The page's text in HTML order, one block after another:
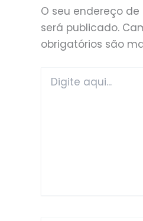
O seu endereço
será publicado.
obrigatórios são
aqui...